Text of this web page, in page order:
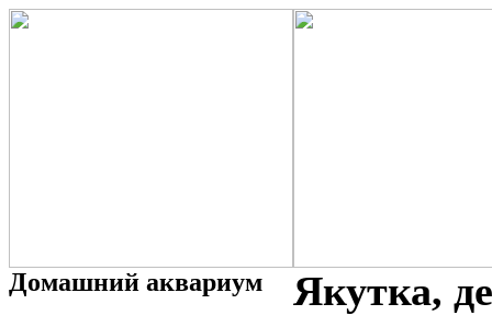
Домашний аквариум
Якутка,